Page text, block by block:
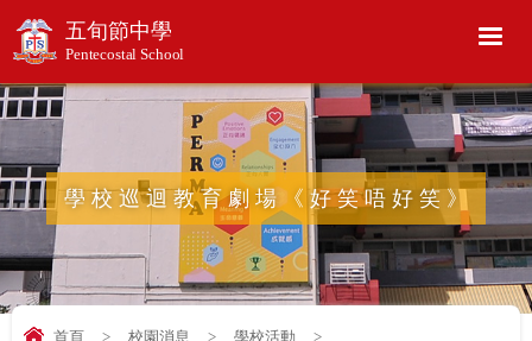
五旬節中學
Pentecostal School
學校巡迴教育劇場《好笑唔好笑》
首頁 > 校園消息 > 學校活動
>